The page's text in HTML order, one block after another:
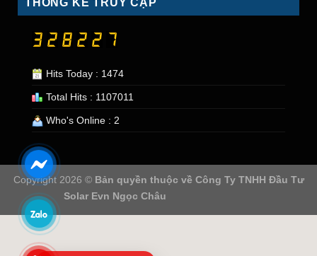
THỐNG KÊ TRUY CẬP
Hits Today : 1474
Total Hits : 1107011
Who's Online : 2
Copyright 2026 © Bản quyền thuộc về Công Ty TNHH Đầu Tư
Solar Evn Ngọc Châu